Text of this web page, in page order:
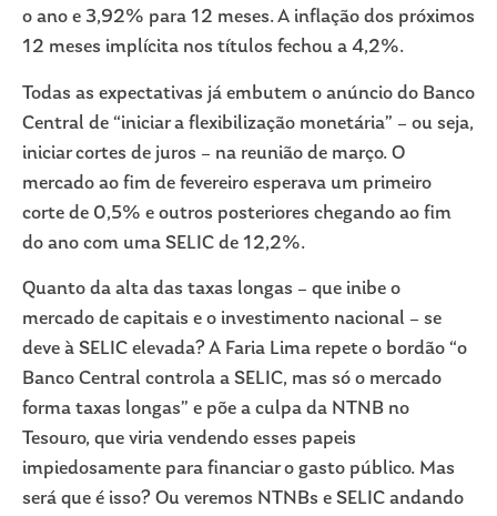
o ano e 3,92% para 12 meses. A inflação dos próximos
12 meses implícita nos títulos fechou a 4,2%.
Todas as expectativas já embutem o anúncio do Banco
Central de “iniciar a flexibilização monetária” – ou seja,
iniciar cortes de juros – na reunião de março. O
mercado ao fim de fevereiro esperava um primeiro
corte de 0,5% e outros posteriores chegando ao fim
do ano com uma SELIC de 12,2%.
Quanto da alta das taxas longas – que inibe o
mercado de capitais e o investimento nacional – se
deve à SELIC elevada? A Faria Lima repete o bordão “o
Banco Central controla a SELIC, mas só o mercado
forma taxas longas” e põe a culpa da NTNB no
Tesouro, que viria vendendo esses papeis
impiedosamente para financiar o gasto público. Mas
será que é isso? Ou veremos NTNBs e SELIC andando